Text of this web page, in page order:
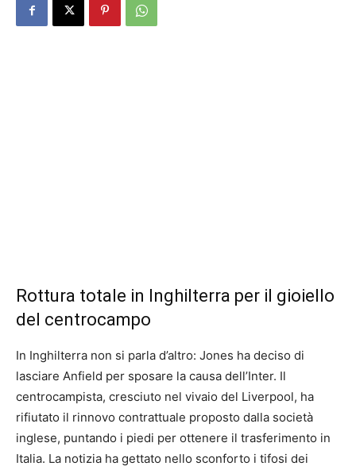
Rottura totale in Inghilterra per il gioiello
del centrocampo
In Inghilterra non si parla d’altro: Jones ha deciso di
lasciare Anfield per sposare la causa dell’Inter. Il
centrocampista, cresciuto nel vivaio del Liverpool, ha
rifiutato il rinnovo contrattuale proposto dalla società
inglese, puntando i piedi per ottenere il trasferimento in
Italia. La notizia ha gettato nello sconforto i tifosi dei